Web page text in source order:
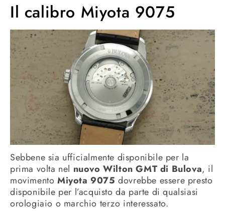
Il calibro Miyota 9075
Sebbene sia ufficialmente disponibile per la
prima volta nel nuovo Wilton GMT di Bulova, il
movimento Miyota 9075 dovrebbe essere presto
disponibile per l’acquisto da parte di qualsiasi
orologiaio o marchio terzo interessato.